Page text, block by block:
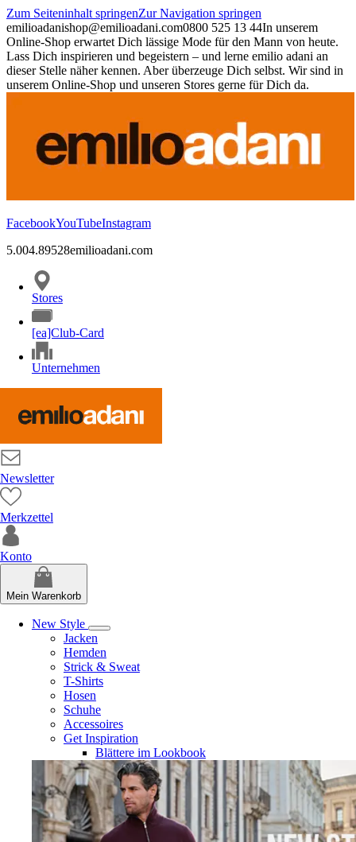
Zum Seiteninhalt springenZur Navigation springen
emilioadanishop@emilioadani.com0800 525 13 44In unserem
Online-Shop erwartet Dich lässige Mode für den Mann von heute.
Lass Dich inspirieren und begeistern – und lerne emilio adani an
dieser Stelle näher kennen. Aber überzeuge Dich selbst. Wir sind in
unserem Online-Shop und unseren Stores gerne für Dich da.
FacebookYouTubeInstagram
5.004.89528emilioadani.com
Stores
[ea]Club-Card
Unternehmen
Newsletter
Merkzettel
Konto
Mein Warenkorb
New Style
Jacken
Hemden
Strick & Sweat
T-Shirts
Hosen
Schuhe
Accessoires
Get Inspiration
Blättere im Lookbook